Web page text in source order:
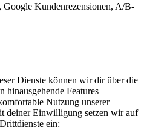
Kundenrezensionen, A/B-
Dienste können wir dir über die
hinausgehende Features
Nutzung unserer
deiner Einwilligung setzen wir auf
ein: